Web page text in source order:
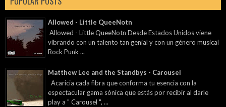
Allowed - Little QueeNotn
Allowed - Little QueeNotn Desde Estados Unidos viene
vibrando con un talento tan genial y con un género musical
Rock Punk ...
Matthew Lee and the Standbys - Carousel
Acaricia cada fibra que conforma tu esencia con la
espectacular gama sónica que estás por recibir al darle
play a " Carousel ", ...